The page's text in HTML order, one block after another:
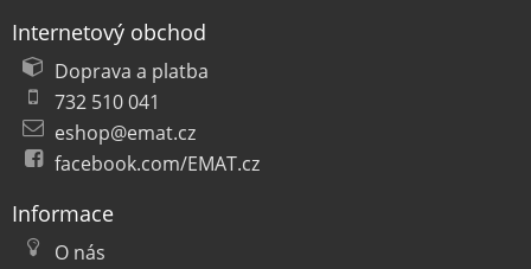
Internetový obchod
Doprava a platba
732 510 041
eshop@emat.cz
facebook.com/EMAT.cz
Informace
O nás